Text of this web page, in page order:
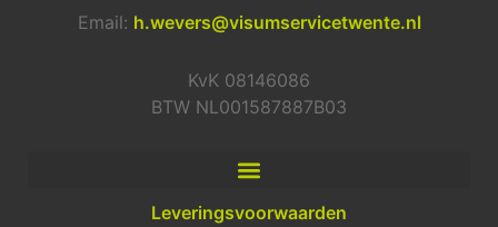
Email: h.wevers@visumservicetwente.nl
KvK 08146086
BTW NL001587887B03
Leveringsvoorwaarden